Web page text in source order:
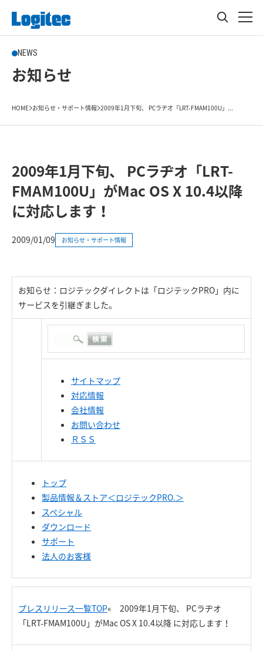
NEWS
お知らせ
HOME お知らせ・サポート情報 2009年1月下旬、 PCラヂオ「LRT-FMAM100U」...
2009年1月下旬、 PCラヂオ「LRT-
FMAM100U」がMac OS X 10.4以降
に対応します！
2009/01/09 お知らせ・サポート情報
お知らせ：ロジテックダイレクトは「ロジテックPRO」内に
サービスを引継ぎました。
サイトマップ
対応情報
会社情報
お問い合わせ
ＲＳＳ
トップ
製品情報＆ストア＜ロジテックPRO.＞
スペシャル
ダウンロード
サポート
法人のお客様
プレスリリース一覧TOP« 2009年1月下旬、 PCラヂオ
「LRT-FMAM100U」がMac OS X 10.4以降 に対応します！